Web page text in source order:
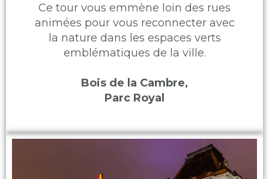
Ce tour vous emmène loin des rues
animées pour vous reconnecter avec
la nature dans les espaces verts
emblématiques de la ville.
Bois de la Cambre,
Parc Royal